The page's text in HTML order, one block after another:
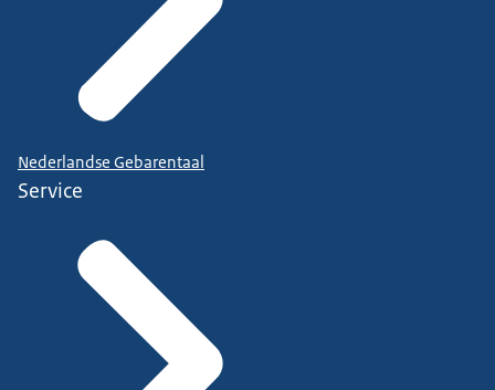
Nederlandse Gebarentaal
Service